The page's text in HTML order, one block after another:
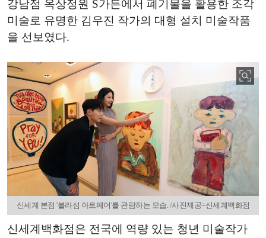
강남점 옥상정원 S가든에서 폐기물을 활용한 조각
미술로 유명한 김우진 작가의 대형 설치 미술작품
을 선보였다.
신세계 본점 '블라섬 아트페어'를 관람하는 모습. /사진제공=신세계백화점
신세계백화점은 전국에 역량 있는 청년 미술작가